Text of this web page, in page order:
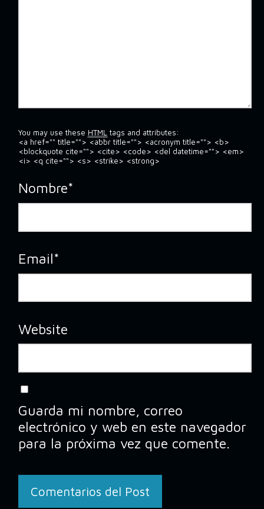
You may use these HTML tags and attributes:
<a href="" title=""> <abbr title=""> <acronym title=""> <b>
<blockquote cite=""> <cite> <code> <del datetime=""> <em>
<i> <q cite=""> <s> <strike> <strong>
Nombre*
Email*
Website
Guarda mi nombre, correo
electrónico y web en este navegador
para la próxima vez que comente.